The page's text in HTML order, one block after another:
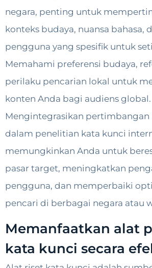
negara, penting untuk
konteks budaya, nuansa bahasa,
pengguna yang spesifik untuk
Memahami preferensi budaya,
perilaku pencarian lokal untuk
konten Anda bagi audiens global.
Mengintegrasikan pertimbangan
dalam penelitian kata kunci
memungkinkan Anda untuk
pasar target, meningkatkan
pengguna, dan memperbaiki
pencari di berbagai negara atau
Memanfaatkan alat
kata kunci secara